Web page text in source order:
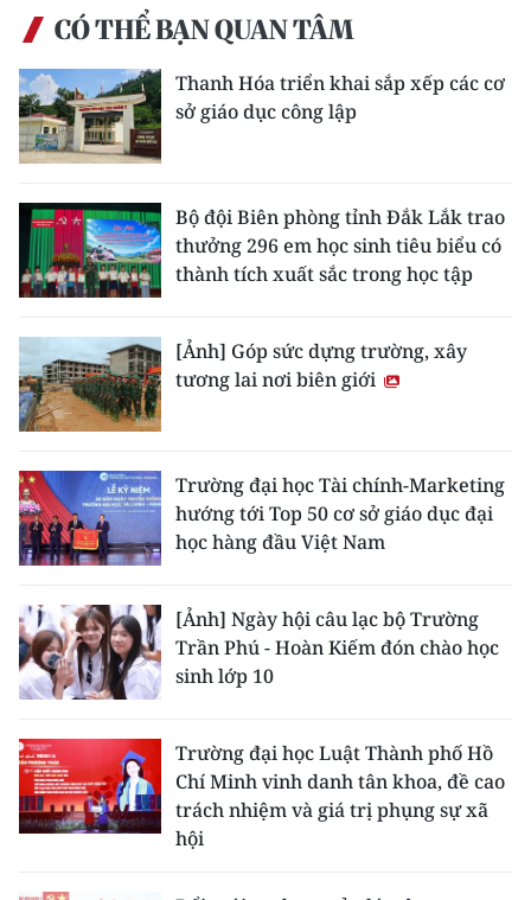
CÓ THỂ BẠN QUAN TÂM
Thanh Hóa triển khai sắp xếp các cơ
sở giáo dục công lập
Bộ đội Biên phòng tỉnh Đắk Lắk trao
thưởng 296 em học sinh tiêu biểu có
thành tích xuất sắc trong học tập
[Ảnh] Góp sức dựng trường, xây
tương lai nơi biên giới
Trường đại học Tài chính-Marketing
hướng tới Top 50 cơ sở giáo dục đại
học hàng đầu Việt Nam
[Ảnh] Ngày hội câu lạc bộ Trường
Trần Phú - Hoàn Kiếm đón chào học
sinh lớp 10
Trường đại học Luật Thành phố Hồ
Chí Minh vinh danh tân khoa, đề cao
trách nhiệm và giá trị phụng sự xã
hội